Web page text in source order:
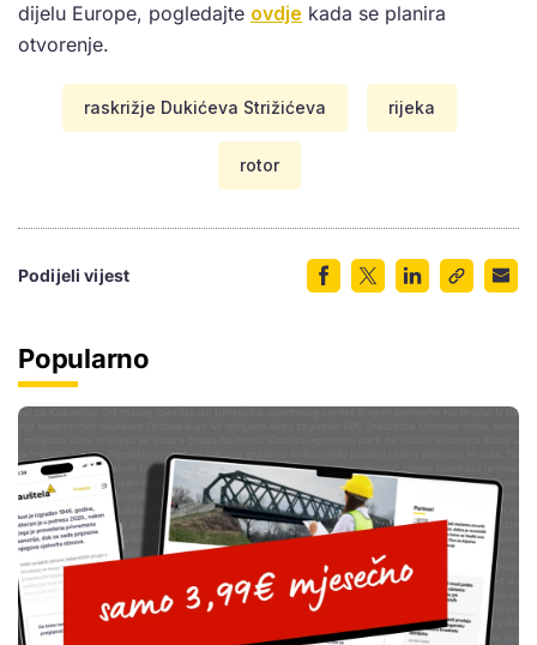
dijelu Europe, pogledajte ovdje kada se planira
otvorenje.
raskrižje Dukićeva Strižićeva rijeka
rotor
Podijeli vijest
Popularno